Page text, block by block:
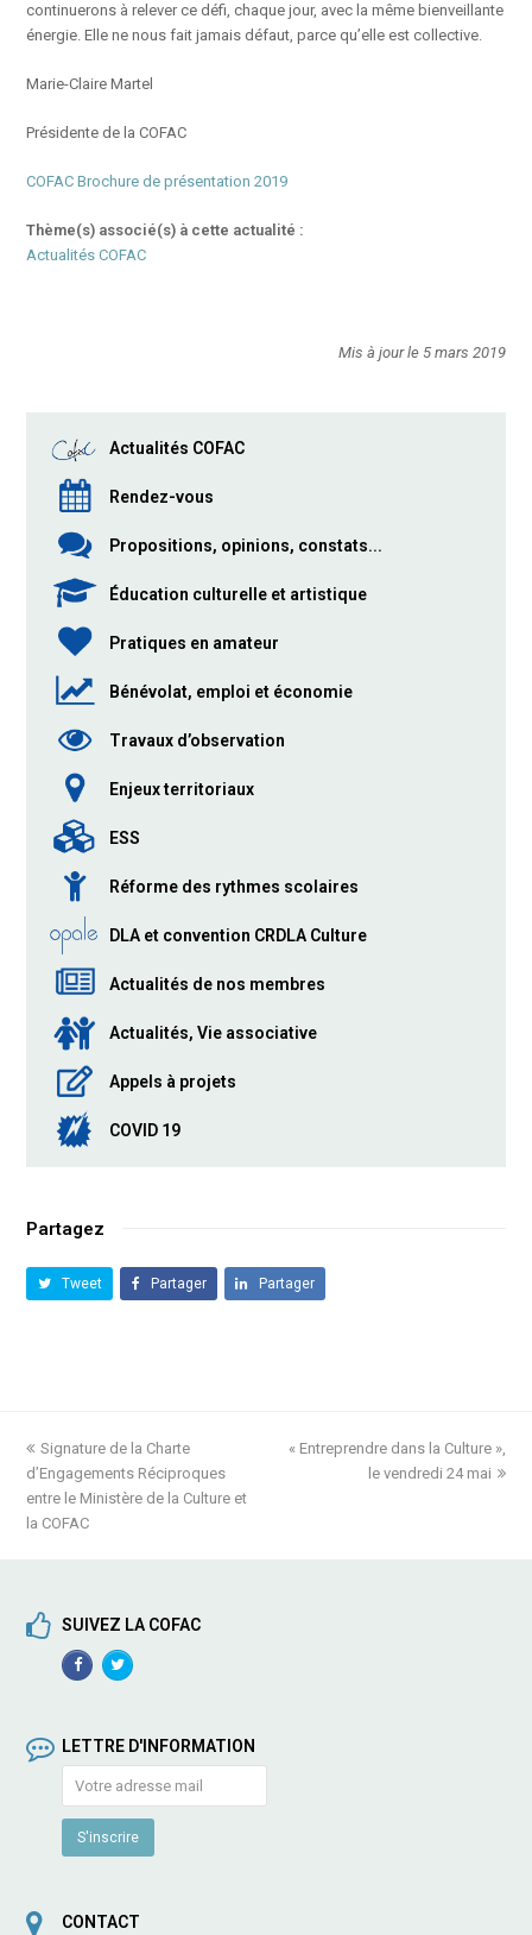
continuerons à relever ce défi, chaque jour, avec la même bienveillante
énergie. Elle ne nous fait jamais défaut, parce qu’elle est collective.
Marie-Claire Martel
Présidente de la COFAC
COFAC Brochure de présentation 2019
Thème(s) associé(s) à cette actualité :
Actualités COFAC
Mis à jour le 5 mars 2019
Actualités COFAC
Rendez-vous
Propositions, opinions, constats...
Éducation culturelle et artistique
Pratiques en amateur
Bénévolat, emploi et économie
Travaux d’observation
Enjeux territoriaux
ESS
Réforme des rythmes scolaires
DLA et convention CRDLA Culture
Actualités de nos membres
Actualités, Vie associative
Appels à projets
COVID 19
Partagez
Tweet Partager Partager
previous
post:
Signature de la Charte
d’Engagements Réciproques
entre le Ministère de la Culture et
la COFAC
next
« Entreprendre dans la Culture »,
le vendredi 24 mai
SUIVEZ LA COFAC
FacebookTwitterProfile
LETTRE D'INFORMATION
CONTACT